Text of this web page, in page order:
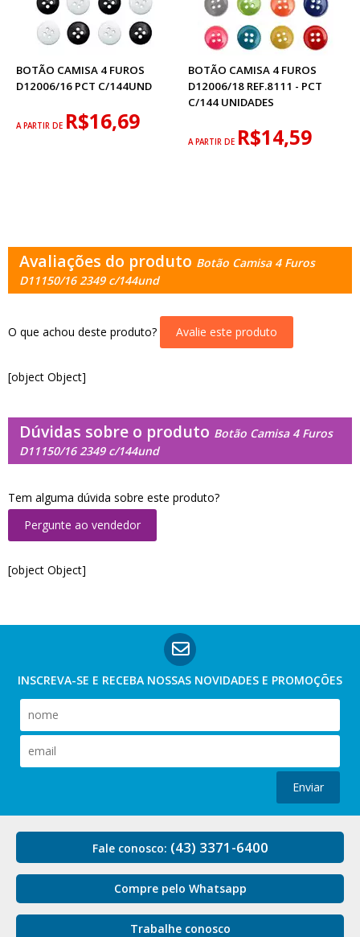
BOTÃO CAMISA 4 FUROS
D12006/16 PCT C/144UND
A PARTIR DE R$16,69
BOTÃO CAMISA 4 FUROS
D12006/18 REF.8111 - PCT
C/144 UNIDADES
A PARTIR DE R$14,59
Avaliações do produto Botão Camisa 4 Furos
D11150/16 2349 c/144und
O que achou deste produto? Avalie este produto
[object Object]
Dúvidas sobre o produto Botão Camisa 4 Furos
D11150/16 2349 c/144und
Tem alguma dúvida sobre este produto?
Pergunte ao vendedor
[object Object]
INSCREVA-SE E RECEBA NOSSAS NOVIDADES E PROMOÇÕES
Enviar
Fale conosco: (43) 3371-6400
Compre pelo Whatsapp
Trabalhe conosco